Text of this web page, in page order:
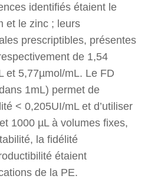
identifiés étaient le
et le zinc ; leurs
prescriptibles, présentes
de 1,54
et 5,77µmol/mL. Le FD
1mL) permet de
< 0,205UI/mL et d’utiliser
1000 µL à volumes fixes,
la fidélité
étaient
de la PE.